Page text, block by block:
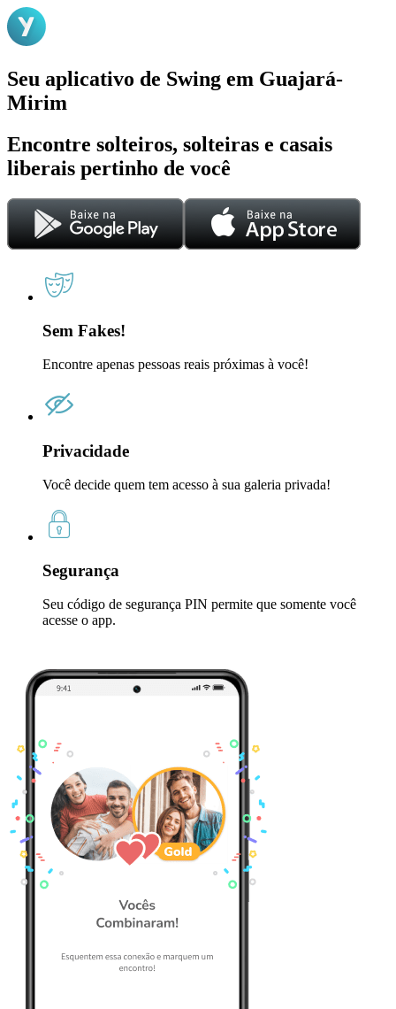
Seu aplicativo de Swing em Guajará-
Mirim
Encontre solteiros, solteiras e casais
liberais pertinho de você
Sem Fakes!
Encontre apenas pessoas reais próximas à você!
Privacidade
Você decide quem tem acesso à sua galeria privada!
Segurança
Seu código de segurança PIN permite que somente você
acesse o app.